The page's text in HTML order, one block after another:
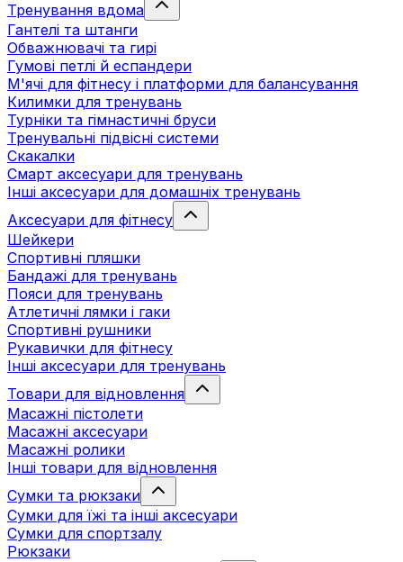
Тренування вдома
Гантелі та штанги
Обважнювачі та гирі
Гумові петлі й еспандери
М'ячі для фітнесу і платформи для балансування
Килимки для тренувань
Турніки та гімнастичні бруси
Тренувальні підвісні системи
Скакалки
Смарт аксесуари для тренувань
Інші аксесуари для домашніх тренувань
Аксесуари для фітнесу
Шейкери
Спортивні пляшки
Бандажі для тренувань
Пояси для тренувань
Атлетичні лямки і гаки
Спортивні рушники
Рукавички для фітнесу
Інші аксесуари для тренувань
Товари для відновлення
Масажні пістолети
Масажні аксесуари
Масажні ролики
Інші товари для відновлення
Сумки та рюкзаки
Сумки для їжі та інші аксесуари
Сумки для спортзалу
Рюкзаки